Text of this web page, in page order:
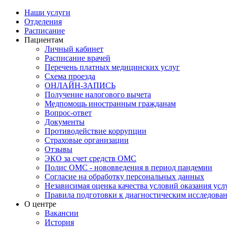
Наши услуги
Отделения
Расписание
Пациентам
Личный кабинет
Расписание врачей
Перечень платных медицинских услуг
Схема проезда
ОНЛАЙН-ЗАПИСЬ
Получение налогового вычета
Медпомощь иностранным гражданам
Вопрос-ответ
Документы
Противодействие коррупции
Страховые организации
Отзывы
ЭКО за счет средств ОМС
Полис ОМС - нововведения в период пандемии
Согласие на обработку персональных данных
Независимая оценка качества условий оказания
Правила подготовки к диагностическим
О центре
Вакансии
История